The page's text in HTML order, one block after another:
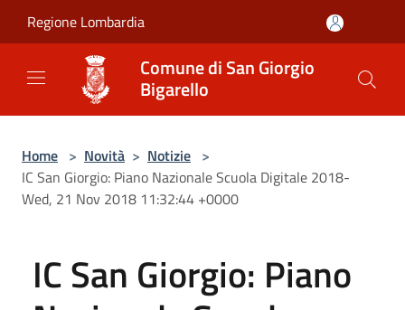
Regione Lombardia
Comune di San Giorgio
Bigarello
Home > Novità > Notizie >
IC San Giorgio: Piano Nazionale Scuola Digitale 2018-
Wed, 21 Nov 2018 11:32:44 +0000
IC San Giorgio: Piano